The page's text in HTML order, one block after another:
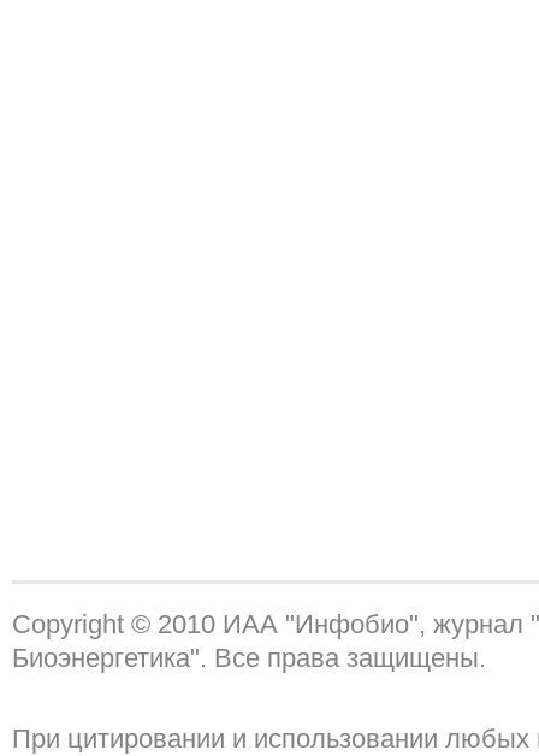
Copyright © 2010 ИАА "Инфобио", журнал
Биоэнергетика". Все права защищены.
При цитировании и использовании любых